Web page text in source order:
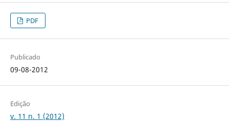
PDF
Publicado
09-08-2012
Edição
v. 11 n. 1 (2012)